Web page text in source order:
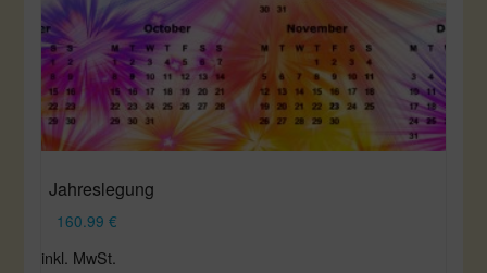
Jahreslegung
160.99€
inkl. MwSt.